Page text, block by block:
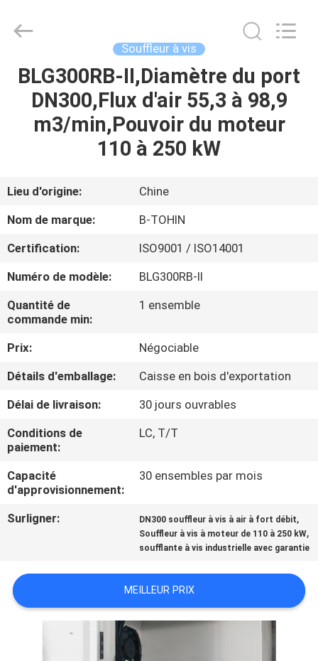
MAISON
PRODUITS
AU
DE
NOUS
VISITE
D'USINE
CONTRÔLE
DE
QUALITÉ
CONTACTEZ-
NOUS
CITATION
Tohin
Machine
Souffleur à vis
BLG300RB-II,Diamètre du port
DN300,Flux d'air 55,3 à 98,9
m3/min,Pouvoir du moteur
110 à 250 kW
Lieu d'origine:
Chine
Nom de marque:
B-TOHIN
Certification:
ISO9001 / ISO14001
Numéro de modèle:
BLG300RB-II
Quantité de
commande min:
1 ensemble
Prix:
Négociable
Détails d'emballage:
Caisse en bois d'exportation
Délai de livraison:
30 jours ouvrables
Conditions de
paiement:
LC, T/T
Capacité
d'approvisionnement:
30 ensembles par mois
Surligner: DN300 souffleur à vis à air à fort débit,
Souffleur à vis à moteur de 110 à 250 kW,
soufflante à vis industrielle avec garantie
MEILLEUR PRIX